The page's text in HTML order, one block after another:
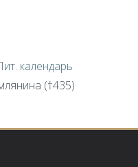
календарь
(†435)